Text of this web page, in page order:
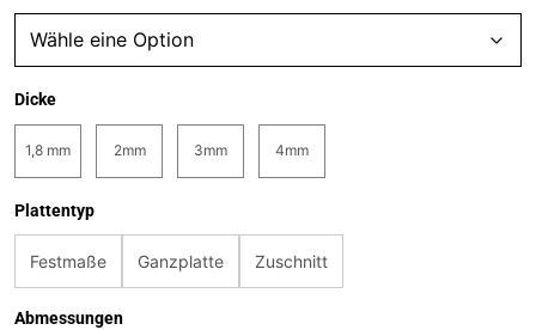
Dicke
1,8 mm 2mm 3mm 4mm
Plattentyp
Festmaße Ganzplatte Zuschnitt
Abmessungen